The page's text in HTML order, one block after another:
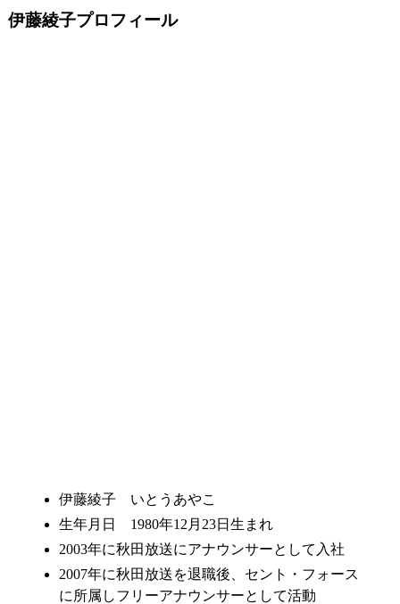
伊藤綾子プロフィール
伊藤綾子 いとうあやこ
生年月日 1980年12月23日生まれ
2003年に秋田放送にアナウンサーとして入社
2007年に秋田放送を退職後、セント・フォース
に所属しフリーアナウンサーとして活動